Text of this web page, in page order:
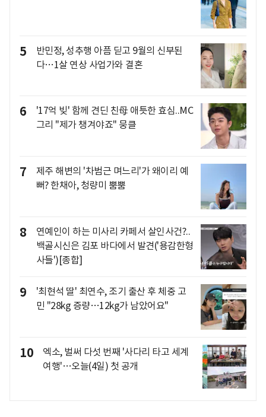
5
반민정, 성추행 아픔 딛고 9월의 신부된
다…1살 연상 사업가와 결혼
6
'17억 빚' 함께 견딘 친母 애틋한 효심..MC
그리 "제가 챙겨야죠" 뭉클
7
제주 해변의 '차범근 며느리'가 왜이리 예
뻐? 한채아, 청량미 뿜뿜
8
연예인이 하는 미사리 카페서 살인사건?..
백골시신은 김포 바다에서 발견('용감한형
사들')[종합]
9
'최현석 딸' 최연수, 조기 출산 후 체중 고
민 "28kg 증량…12kg가 남았어요"
10
엑소, 벌써 다섯 번째 '사다리 타고 세계
여행'…오늘(4일) 첫 공개